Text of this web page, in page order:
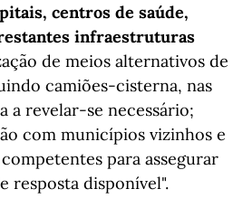
centros de saúde,
infraestruturas
de meios alternativos de
camiões-cisterna, nas
a revelar-se necessário;
com municípios vizinhos e
para assegurar
resposta disponível".